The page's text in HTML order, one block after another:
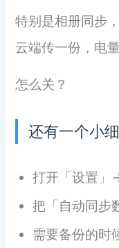
特别是相册同步
云端传一份，电
怎么关？
还有一个小
打开「设置」
把「自动同步
需要备份的时